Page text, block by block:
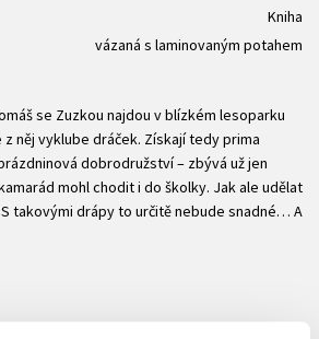
Kniha
vázaná s laminovaným potahem
se Zuzkou najdou v blízkém lesoparku
něj vyklube dráček. Získají tedy prima
dobrodružství – zbývá už jen
mohl chodit i do školky. Jak ale udělat
takovými drápy to určitě nebude snadné… A